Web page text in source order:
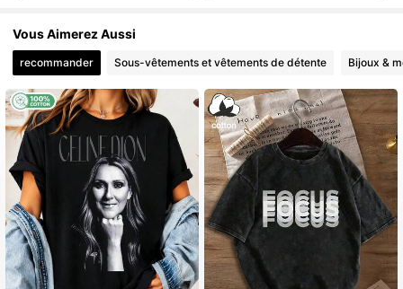
Vous Aimerez Aussi
recommander Sous-vêtements et vêtements de détente Bijoux &